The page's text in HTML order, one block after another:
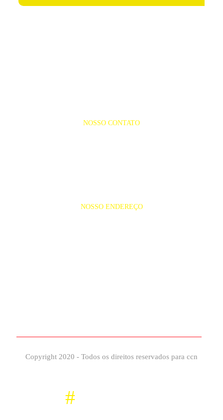
NOSSO CONTATO
NOSSO ENDEREÇO
Copyright 2020 - Todos os direitos reservados para ccn
#